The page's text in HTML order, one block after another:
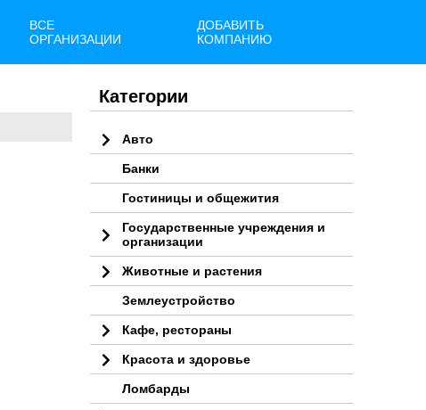
ВСЕ
ОРГАНИЗАЦИИ
ДОБАВИТЬ
КОМПАНИЮ
Категории
Авто
Банки
Гостиницы и общежития
Государственные учреждения и
организации
Животные и растения
Землеустройство
Кафе, рестораны
Красота и здоровье
Ломбарды